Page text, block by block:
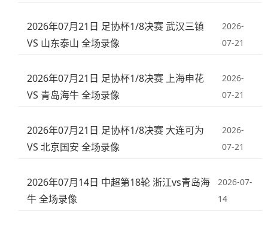
2026年07月21日 足协杯1/8决赛 武汉三镇
VS 山东泰山 全场录像
2026-
07-21
2026年07月21日 足协杯1/8决赛 上海申花
VS 青岛海牛 全场录像
2026-
07-21
2026年07月21日 足协杯1/8决赛 大连可为
VS 北京国安 全场录像
2026-
07-21
2026年07月14日 中超第18轮 浙江vs青岛海
牛 全场录像
2026-07-
14